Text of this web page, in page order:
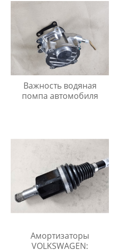
Важность водяная
помпа автомобиля
Амортизаторы
VOLKSWAGEN: